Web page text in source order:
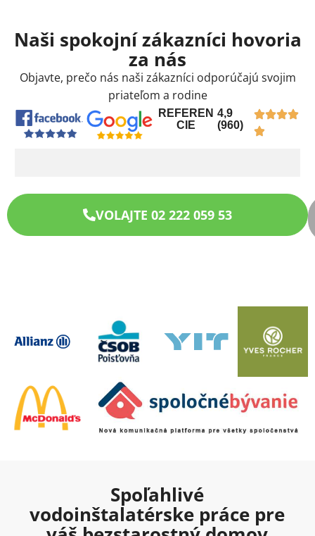
Naši spokojní zákazníci hovoria
za nás
Objavte, prečo nás naši zákazníci odporúčajú svojim
priateľom a rodine
REFEREN
CIE
4,9
(960)
VOLAJTE 02 222 059 53
Spoľahlivé
vodoinštalatérske práce pre